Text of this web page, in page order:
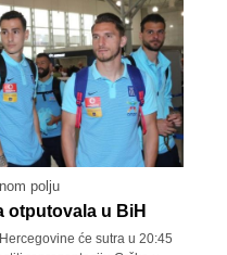
polju
otputovala u BiH
će sutra u 20:45